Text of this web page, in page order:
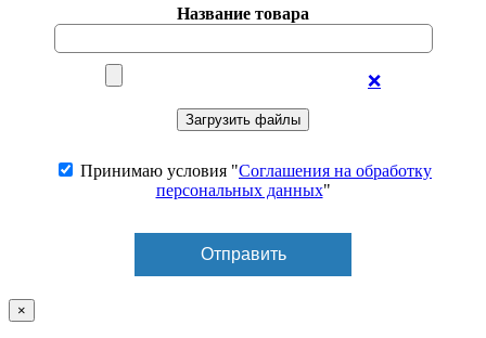
Название товара
❌
Принимаю условия "Соглашения на обработку
персональных данных"
×